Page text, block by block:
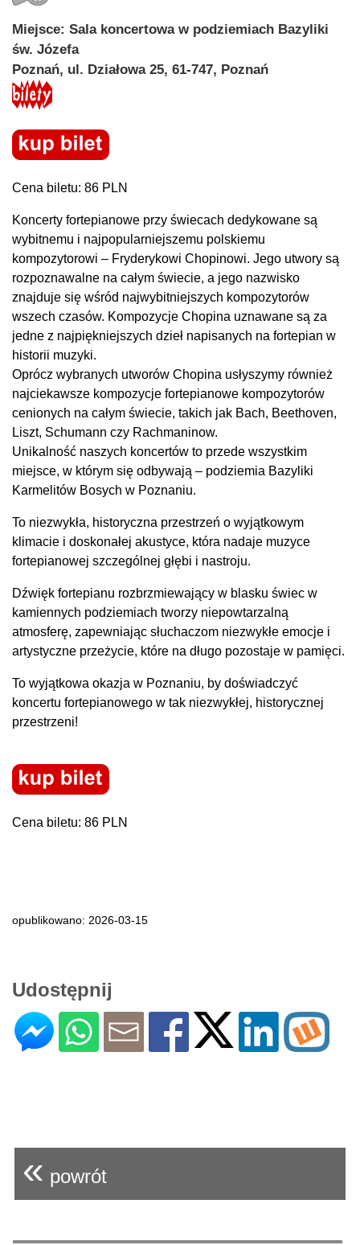
Miejsce: Sala koncertowa w podziemiach Bazyliki
św. Józefa
Poznań, ul. Działowa 25, 61-747, Poznań
Cena biletu: 86 PLN
Koncerty fortepianowe przy świecach dedykowane są
wybitnemu i najpopularniejszemu polskiemu
kompozytorowi – Fryderykowi Chopinowi. Jego utwory są
rozpoznawalne na całym świecie, a jego nazwisko
znajduje się wśród najwybitniejszych kompozytorów
wszech czasów. Kompozycje Chopina uznawane są za
jedne z najpiękniejszych dzieł napisanych na fortepian w
historii muzyki.
Oprócz wybranych utworów Chopina usłyszymy również
najciekawsze kompozycje fortepianowe kompozytorów
cenionych na całym świecie, takich jak Bach, Beethoven,
Liszt, Schumann czy Rachmaninow.
Unikalność naszych koncertów to przede wszystkim
miejsce, w którym się odbywają – podziemia Bazyliki
Karmelitów Bosych w Poznaniu.
To niezwykła, historyczna przestrzeń o wyjątkowym
klimacie i doskonałej akustyce, która nadaje muzyce
fortepianowej szczególnej głębi i nastroju.
Dźwięk fortepianu rozbrzmiewający w blasku świec w
kamiennych podziemiach tworzy niepowtarzalną
atmosferę, zapewniając słuchaczom niezwykłe emocje i
artystyczne przeżycie, które na długo pozostaje w pamięci.
To wyjątkowa okazja w Poznaniu, by doświadczyć
koncertu fortepianowego w tak niezwykłej, historycznej
przestrzeni!
Cena biletu: 86 PLN
opublikowano: 2026-03-15
Udostępnij
« powrót